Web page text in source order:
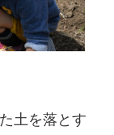
土を落とす